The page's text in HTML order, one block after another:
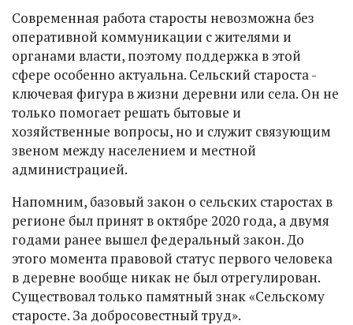
Современная работа старосты невозможна без
оперативной коммуникации с жителями и
органами власти, поэтому поддержка в этой
сфере особенно актуальна. Сельский староста -
ключевая фигура в жизни деревни или села. Он не
только помогает решать бытовые и
хозяйственные вопросы, но и служит связующим
звеном между населением и местной
администрацией.
Напомним, базовый закон о сельских старостах в
регионе был принят в октябре 2020 года, а двумя
годами ранее вышел федеральный закон. До
этого момента правовой статус первого человека
в деревне вообще никак не был отрегулирован.
Существовал только памятный знак «Сельскому
старосте. За добросовестный труд».